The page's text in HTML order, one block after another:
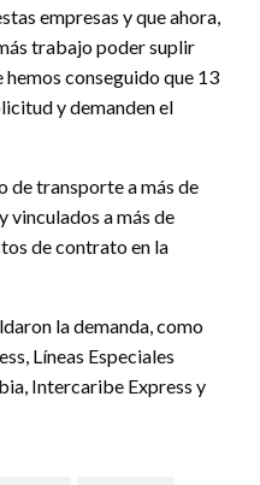
empresas y que ahora,
trabajo poder suplir
hemos conseguido que 13
y demanden el
de transporte a más de
vinculados a más de
de contrato en la
la demanda, como
Líneas Especiales
Intercaribe Express y